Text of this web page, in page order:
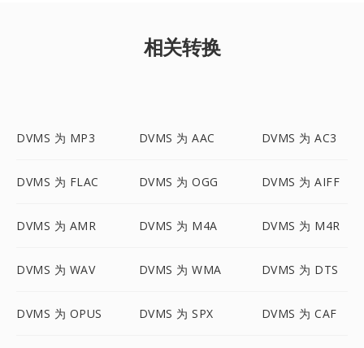
相关转换
DVMS 为 MP3 DVMS 为 AAC DVMS 为 AC3
DVMS 为 FLAC DVMS 为 OGG DVMS 为 AIFF
DVMS 为 AMR DVMS 为 M4A DVMS 为 M4R
DVMS 为 WAV DVMS 为 WMA DVMS 为 DTS
DVMS 为 OPUS DVMS 为 SPX DVMS 为 CAF